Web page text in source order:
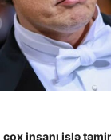
insanı işlə